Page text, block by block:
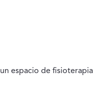
espacio de